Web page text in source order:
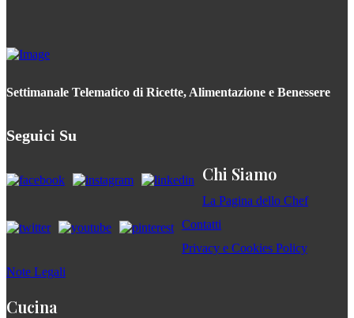
Settimanale Telematico di Ricette, Alimentazione e Benessere
Seguici Su
Chi Siamo
La Pagina dello Chef
Contatti
Privacy e Cookies Policy
Note Legali
Cucina